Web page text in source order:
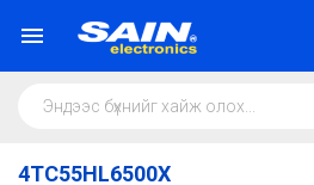
4TC55HL6500X